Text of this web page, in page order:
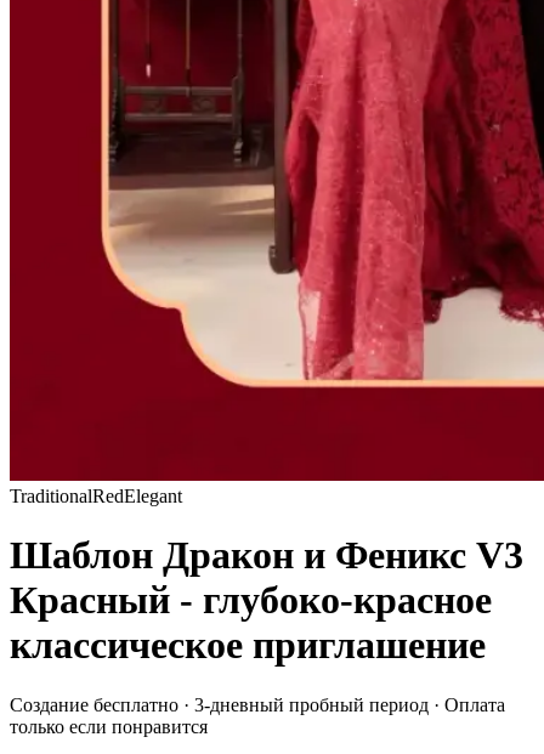
TraditionalRedElegant
Шаблон Дракон и Феникс V3
Красный - глубоко-красное
классическое приглашение
Создание бесплатно · 3-дневный пробный период · Оплата
только если понравится